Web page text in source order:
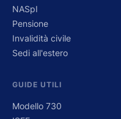
NASpI
Pensione
Invalidità civile
Sedi all'estero
GUIDE UTILI
Modello 730